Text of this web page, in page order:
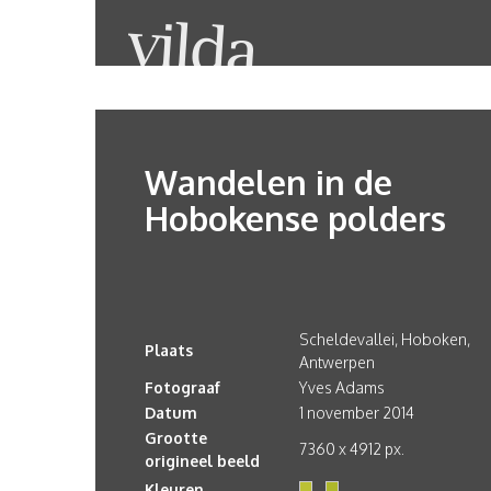
Wandelen in de
Hobokense polders
Plaats
Scheldevallei, Hoboken,
Antwerpen
Fotograaf
Yves Adams
Datum
1 november 2014
Grootte
origineel beeld
7360 x 4912 px.